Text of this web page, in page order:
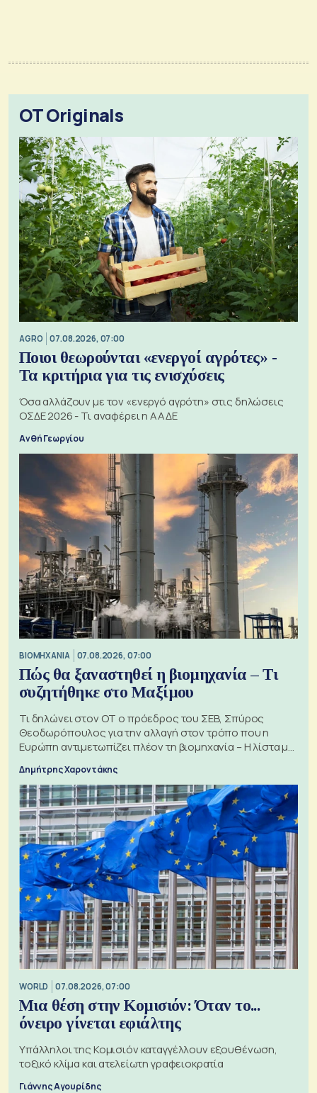
OT Originals
AGRO 07.08.2026, 07:00
Ποιοι θεωρούνται «ενεργοί αγρότες» -
Τα κριτήρια για τις ενισχύσεις
Όσα αλλάζουν με τον «ενεργό αγρότη» στις δηλώσεις
ΟΣΔΕ 2026 - Τι αναφέρει η ΑΑΔΕ
Ανθή Γεωργίου
ΒΙΟΜΗΧΑΝΙΑ 07.08.2026, 07:00
Πώς θα ξαναστηθεί η βιομηχανία – Τι
συζητήθηκε στο Μαξίμου
Τι δηλώνει στον ΟΤ ο πρόεδρος του ΣΕΒ, Σπύρος
Θεοδωρόπουλος για την αλλαγή στον τρόπο που η
Ευρώπη αντιμετωπίζει πλέον τη βιομηχανία – Η λίστα με
Δημήτρης Χαροντάκης
WORLD 07.08.2026, 07:00
Μια θέση στην Κομισιόν: Όταν το...
όνειρο γίνεται εφιάλτης
Υπάλληλοι της Κομισιόν καταγγέλλουν εξουθένωση,
τοξικό κλίμα και ατελείωτη γραφειοκρατία
Γιάννης Αγουρίδης